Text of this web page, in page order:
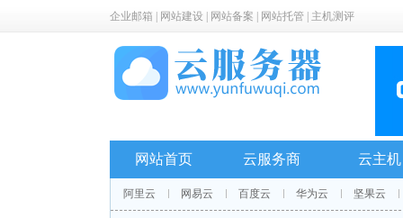
企业邮箱 网站建设 网站备案 网站托管 主机测评
网站首页 云服务商 云主机
阿里云 网易云 百度云 华为云 坚果云